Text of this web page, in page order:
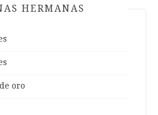
HERMANAS
oro